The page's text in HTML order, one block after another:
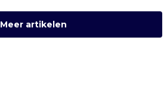
Meer artikelen